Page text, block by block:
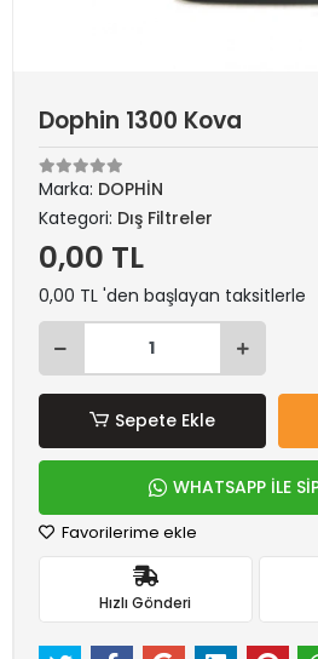
Dophin 1300 Kova
Marka: DOPHİN
Kategori: Dış Filtreler
0,00 TL
0,00 TL 'den başlayan taksitlerle
Sepete Ekle
WHATSAPP İLE
Favorilerime ekle
Hızlı Gönderi